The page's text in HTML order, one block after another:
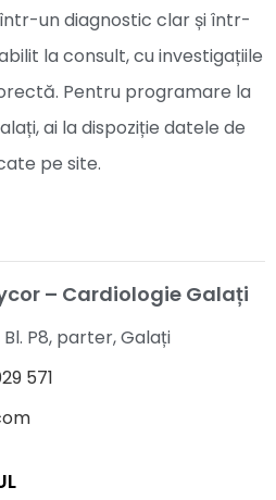
un diagnostic clar și într-
la consult, cu investigațiile
Pentru programare la
ai la dispoziție datele de
pe site.
– Cardiologie Galați
P8, parter, Galați
571